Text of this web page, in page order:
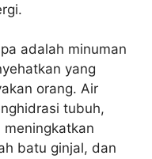
adalah minuman
yang
orang. Air
tubuh,
batu ginjal, dan